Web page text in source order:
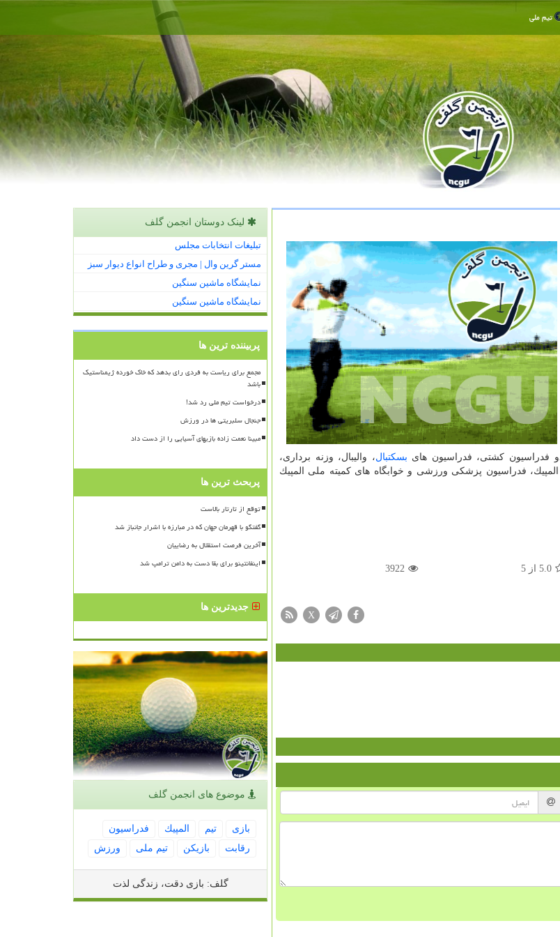
تیم ملی
فدراسیون كشتی، فدراسیون های بسكتبال، والیبال، وزنه برداری،
فدراسیون پزشكی ورزشی و خوابگاه های كمیته ملی المپیك
5.0 از5
3922
X
لینک دوستان انجمن گلف
تبلیغات انتخابات مجلس
مستر گرین وال | مجری و طراح انواع دیوار سبز
نمایشگاه ماشین سنگین
نمایشگاه ماشین سنگین
پربیننده ترین ها
مجمع برای ریاست به فردی رای بدهد که خاک خورده ژیمناستیک
باشد
درخواست تیم ملی رد شد!
جنجال سلبریتی ها در ورزش
مبینا نعمت زاده بازیهای آسیایی را از دست داد
پربحث ترین ها
توقع از تارتار بالاست
گفتگو با قهرمان جهان که در مبارزه با اشرار جانباز شد
آخرین فرصت استقلال به رضاییان
اینفانتینو برای بقا دست به دامن ترامپ شد
جدیدترین ها
موضوع های انجمن گلف
بازی تیم المپیك
فدراسیون
رقابت
بازیكن تیم ملی ورزش
گلف: بازی دقت، زندگی لذت